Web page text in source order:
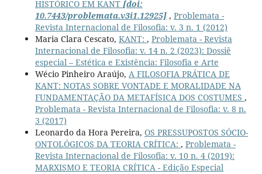
HISTÓRICO EM KANT [doi:
10.7443/problemata.v3i1.12925], Problemata -
Revista Internacional de Filosofia: v. 3 n. 1 (2012)
Maria Clara Cescato, KANT: , Problemata - Revista
Internacional de Filosofia: v. 14 n. 2 (2023): Dossiê
especial – Estética e Existência: Filosofia e Arte
Wécio Pinheiro Araújo, A FILOSOFIA PRÁTICA DE
KANT: NOTAS SOBRE VONTADE E MORALIDADE NA
FUNDAMENTAÇÃO DA METAFÍSICA DOS COSTUMES ,
Problemata - Revista Internacional de Filosofia: v. 8 n.
3 (2017)
Leonardo da Hora Pereira, OS PRESSUPOSTOS SÓCIO-
ONTOLÓGICOS DA TEORIA CRÍTICA: , Problemata -
Revista Internacional de Filosofia: v. 10 n. 4 (2019):
MARXISMO E TEORIA CRÍTICA - Edição Especial